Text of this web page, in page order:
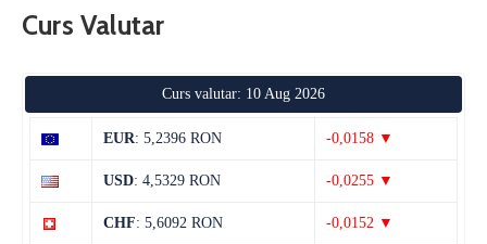
Curs Valutar
Curs valutar: 10 Aug 2026
EUR: 5,2396 RON -0,0158 ▼
USD: 4,5329 RON -0,0255 ▼
CHF: 5,6092 RON -0,0152 ▼